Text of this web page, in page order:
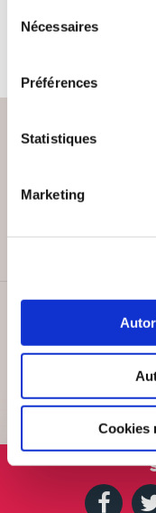
Nécessaires
Préférences
Statistiques
Marketing
Cookies
Lundi au